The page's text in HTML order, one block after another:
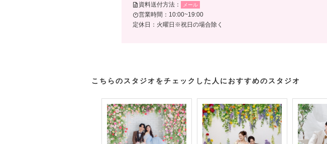
資料送付方法： メール
営業時間：10:00~19:00
定休日：火曜日※祝日の場合除く
こちらのスタジオをチェックした人におすすめのスタジオ